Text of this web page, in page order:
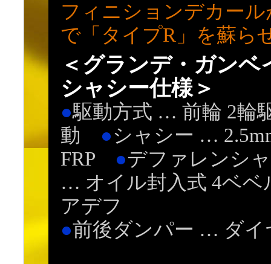
フィニションデカー
で「タイプR」を蘇ら
＜グランデ・ガンベ
シャシー仕様＞
●駆動方式 … 前輪 2輪
動 ●シャシー …
FRP ●デファレンシ
… オイル封入式 4ベベ
アデフ
●前後ダンパー … ダイ